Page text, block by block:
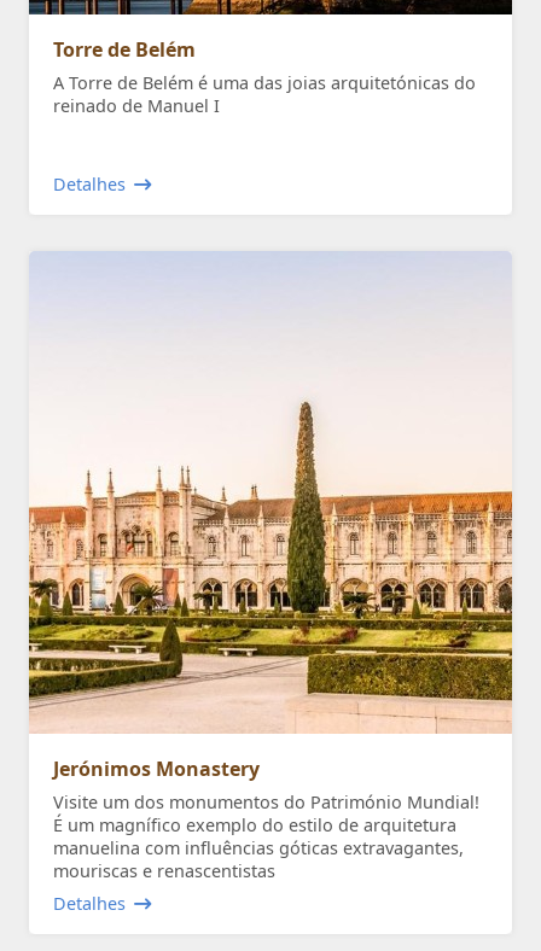
Torre de Belém
A Torre de Belém é uma das joias arquitetónicas do
reinado de Manuel I
Detalhes
Jerónimos Monastery
Visite um dos monumentos do Património Mundial!
É um magnífico exemplo do estilo de arquitetura
manuelina com influências góticas extravagantes,
mouriscas e renascentistas
Detalhes